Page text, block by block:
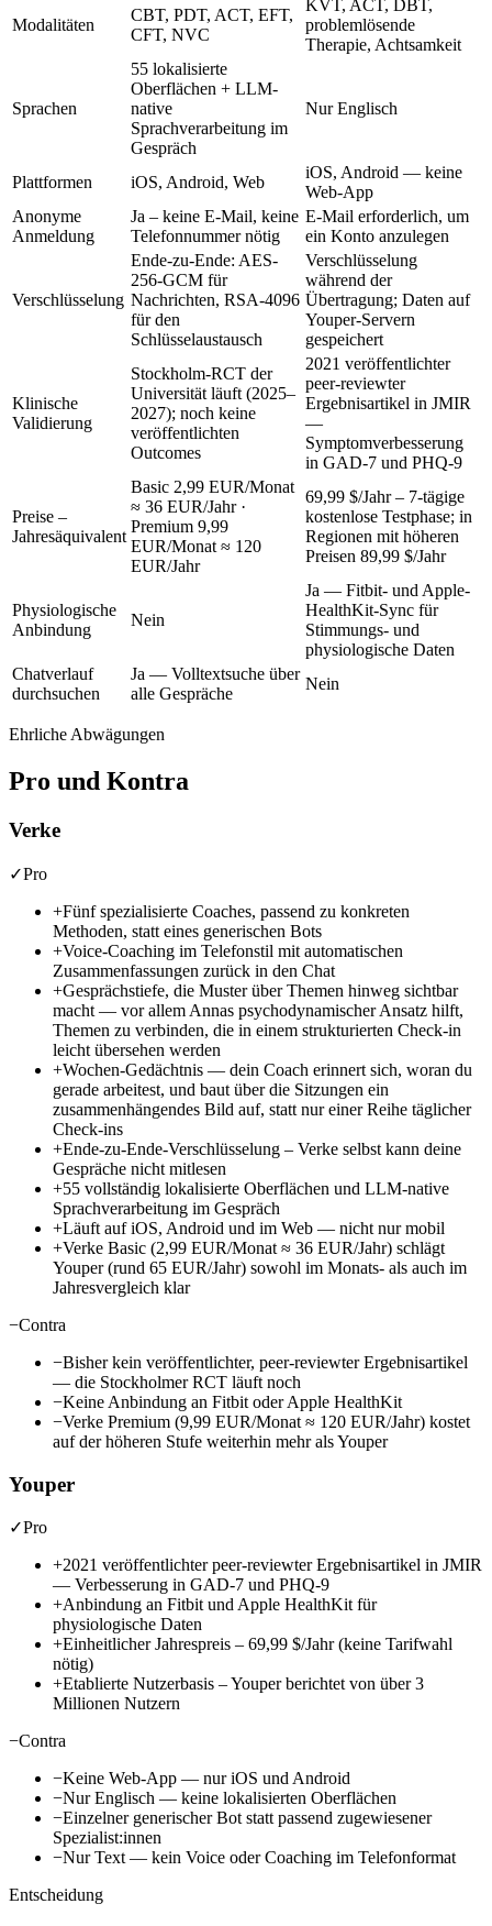
Modalitäten
CBT, PDT, ACT, EFT,
CFT, NVC
KVT, ACT, DBT,
problemlösende
Therapie, Achtsamkeit
Sprachen
55 lokalisierte
Oberflächen + LLM-
native
Sprachverarbeitung im
Gespräch
Nur Englisch
Plattformen iOS, Android, Web
iOS, Android — keine
Web-App
Anonyme
Anmeldung
Ja – keine E-Mail, keine
Telefonnummer nötig
E-Mail erforderlich, um
ein Konto anzulegen
Verschlüsselung
Ende-zu-Ende: AES-
256-GCM für
Nachrichten, RSA-4096
für den
Schlüsselaustausch
Verschlüsselung
während der
Übertragung; Daten auf
Youper-Servern
gespeichert
Klinische
Validierung
Stockholm-RCT der
Universität läuft (2025–
2027); noch keine
veröffentlichten
Outcomes
2021 veröffentlichter
peer-reviewter
Ergebnisartikel in JMIR
—
Symptomverbesserung
in GAD-7 und PHQ-9
Preise –
Jahresäquivalent
Basic 2,99 EUR/Monat
≈ 36 EUR/Jahr·
Premium 9,99
EUR/Monat ≈ 120
EUR/Jahr
69,99 $/Jahr– 7-tägige
kostenlose Testphase; in
Regionen mit höheren
Preisen 89,99 $/Jahr
Physiologische
Anbindung
Nein
Ja — Fitbit- und Apple-
HealthKit-Sync für
Stimmungs- und
physiologische Daten
Chatverlauf
durchsuchen
Ja — Volltextsuche über
alle Gespräche
Nein
Ehrliche Abwägungen
Pro und Kontra
Verke
✓Pro
+Fünf spezialisierte Coaches, passend zu konkreten
Methoden, statt eines generischen Bots
+Voice-Coaching im Telefonstil mit automatischen
Zusammenfassungen zurück in den Chat
+Gesprächstiefe, die Muster über Themen hinweg sichtbar
macht — vor allem Annas psychodynamischer Ansatz hilft,
Themen zu verbinden, die in einem strukturierten Check-in
leicht übersehen werden
+Wochen-Gedächtnis — dein Coach erinnert sich, woran du
gerade arbeitest, und baut über die Sitzungen ein
zusammenhängendes Bild auf, statt nur einer Reihe täglicher
Check-ins
+Ende-zu-Ende-Verschlüsselung – Verke selbst kann deine
Gespräche nicht mitlesen
+55 vollständig lokalisierte Oberflächen und LLM-native
Sprachverarbeitung im Gespräch
+Läuft auf iOS, Android und im Web — nicht nur mobil
+Verke Basic (2,99 EUR/Monat ≈ 36 EUR/Jahr) schlägt
Youper (rund 65 EUR/Jahr) sowohl im Monats- als auch im
Jahresvergleich klar
−Contra
−Bisher kein veröffentlichter, peer-reviewter Ergebnisartikel
— die Stockholmer RCT läuft noch
−Keine Anbindung an Fitbit oder Apple HealthKit
−Verke Premium (9,99 EUR/Monat ≈ 120 EUR/Jahr) kostet
auf der höheren Stufe weiterhin mehr als Youper
Youper
✓Pro
+2021 veröffentlichter peer-reviewter Ergebnisartikel in JMIR
— Verbesserung in GAD-7 und PHQ-9
+Anbindung an Fitbit und Apple HealthKit für
physiologische Daten
+Einheitlicher Jahrespreis – 69,99 $/Jahr(keine Tarifwahl
nötig)
+Etablierte Nutzerbasis – Youper berichtet von über 3
Millionen Nutzern
−Contra
−Keine Web-App — nur iOS und Android
−Nur Englisch — keine lokalisierten Oberflächen
−Einzelner generischer Bot statt passend zugewiesener
Spezialist:innen
−Nur Text — kein Voice oder Coaching im Telefonformat
Entscheidung